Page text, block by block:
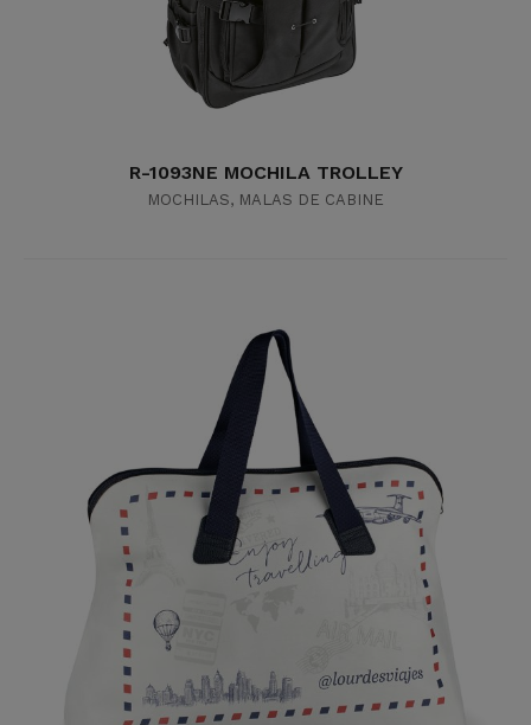
R-1093NE MOCHILA TROLLEY
MOCHILAS, MALAS DE CABINE